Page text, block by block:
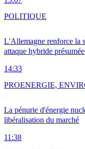
L'Allemagne renforce la
attaque hybride présumée
14:33
POLITIQUE
La pénurie d'énergie
libéralisation du marché
11:38
PROENERGIE,